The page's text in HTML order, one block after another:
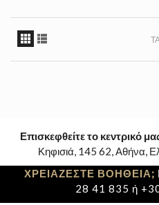
Επισκεφθείτε το κεντρικό
Κηφισιά, 145 62, Αθήνα,
ΧΡΕΙΑΖΕΣΤΕ ΒΟΗΘΕΙΑ;
28 41 835 ή